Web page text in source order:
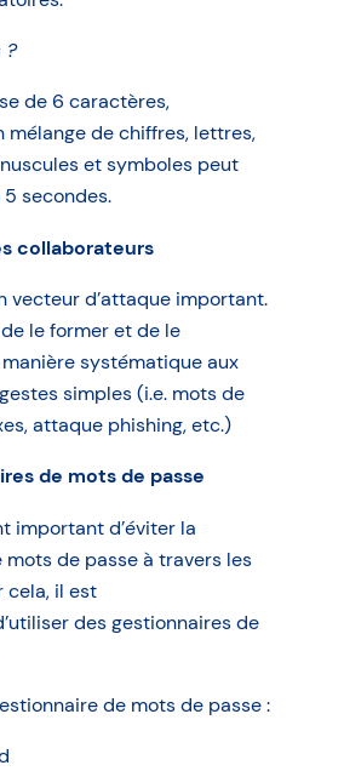
?
de 6 caractères,
mélange de chiffres, lettres,
et symboles peut
secondes.
collaborateurs
vecteur d’attaque important.
le former et de le
systématique aux
simples (i.e. mots de
attaque phishing, etc.)
de mots de passe
important d’éviter la
de passe à travers les
cela, il est
des gestionnaires de
de mots de passe :